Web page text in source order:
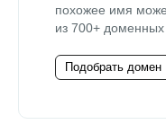
похожее имя
из 700+ доменных
Подобрать домен